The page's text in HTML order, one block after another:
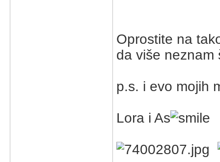
Oprostite na
da više neznam
p.s. i evo mojih
Lora i As